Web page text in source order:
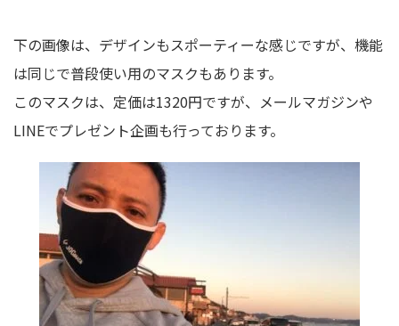
下の画像は、デザインもスポーティーな感じですが、機能
は同じで普段使い用のマスクもあります。
このマスクは、定価は1320円ですが、メールマガジンや
LINEでプレゼント企画も行っております。